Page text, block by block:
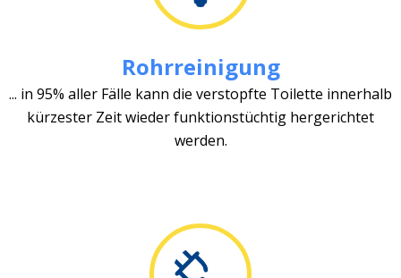
Rohrreinigung
... in 95% aller Fälle kann die verstopfte Toilette innerhalb
kürzester Zeit wieder funktionstüchtig hergerichtet
werden.